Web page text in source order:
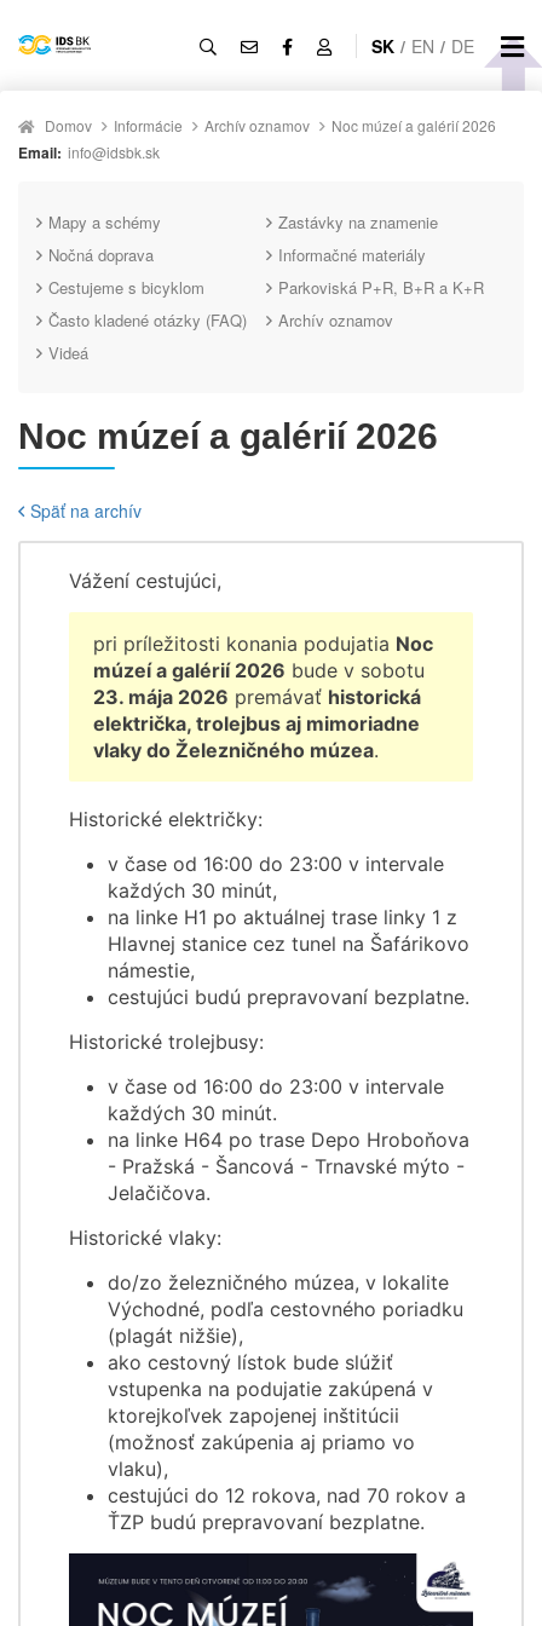
SK / EN / DE
Domov Informácie Archív oznamov Noc múzeí a galérií 2026
Email: info@idsbk.sk
Mapy a schémy
Zastávky na znamenie
Nočná doprava
Informačné materiály
Cestujeme s bicyklom
Parkoviská P+R, B+R a K+R
Často kladené otázky (FAQ)
Archív oznamov
Videá
Noc múzeí a galérií 2026
Späť na archív
Vážení cestujúci,
pri príležitosti konania podujatia Noc
múzeí a galérií 2026 bude v sobotu
23. mája 2026 premávať historická
električka, trolejbus aj mimoriadne
vlaky do Železničného múzea.
Historické električky:
v čase od 16:00 do 23:00 v intervale
každých 30 minút,
na linke H1 po aktuálnej trase linky 1 z
Hlavnej stanice cez tunel na Šafárikovo
námestie,
cestujúci budú prepravovaní bezplatne.
Historické trolejbusy:
v čase od 16:00 do 23:00 v intervale
každých 30 minút.
na linke H64 po trase Depo Hroboňova
- Pražská - Šancová - Trnavské mýto -
Jelačičova.
Historické vlaky:
do/zo železničného múzea, v lokalite
Východné, podľa cestovného poriadku
(plagát nižšie),
ako cestovný lístok bude slúžiť
vstupenka na podujatie zakúpená v
ktorejkoľvek zapojenej inštitúcii
(možnosť zakúpenia aj priamo vo
vlaku),
cestujúci do 12 rokova, nad 70 rokov a
ŤZP budú prepravovaní bezplatne.